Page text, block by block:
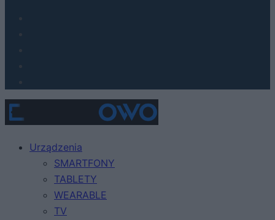
Urządzenia
SMARTFONY
TABLETY
WEARABLE
TV